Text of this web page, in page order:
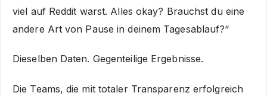
viel auf Reddit warst. Alles okay? Brauchst du eine
andere Art von Pause in deinem Tagesablauf?“
Dieselben Daten. Gegenteilige Ergebnisse.
Die Teams, die mit totaler Transparenz erfolgreich